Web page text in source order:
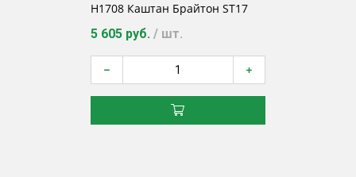
H1708 Каштан Брайтон ST17
5 605 руб. / шт.